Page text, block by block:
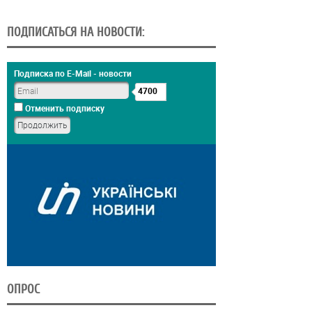
ПОДПИСАТЬСЯ НА НОВОСТИ:
Подписка по E-Mail - новости
4700
Отменить подписку
ОПРОС